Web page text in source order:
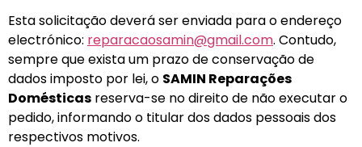
Esta solicitação deverá ser enviada para o endereço
electrónico: reparacaosamin@gmail.com. Contudo,
sempre que exista um prazo de conservação de
dados imposto por lei, o SAMIN Reparações
Domésticas reserva-se no direito de não executar o
pedido, informando o titular dos dados pessoais dos
respectivos motivos.